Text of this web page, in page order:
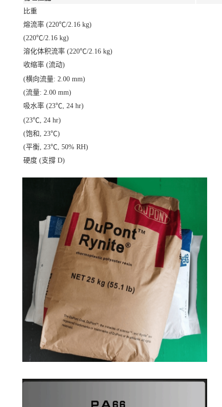
比重
熔流率 (220℃/2.16 kg)
(220℃/2.16 kg)
溶化体积流率 (220℃/2.16 kg)
收缩率 (流动)
(横向流量: 2.00 mm)
(流量: 2.00 mm)
吸水率 (23℃, 24 hr)
(23℃, 24 hr)
(饱和, 23℃)
(平衡, 23℃, 50% RH)
硬度 (支撐 D)